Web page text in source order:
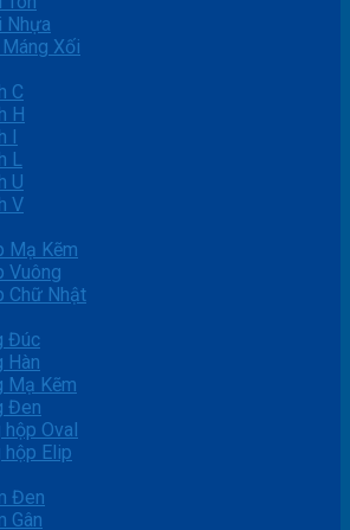
Nhựa
Xối
C
H
I
L
U
V
Mạ Kẽm
Vuông
Chữ Nhật
Đúc
Hàn
Mạ Kẽm
Đen
Oval
hộp Elip
Đen
Gân